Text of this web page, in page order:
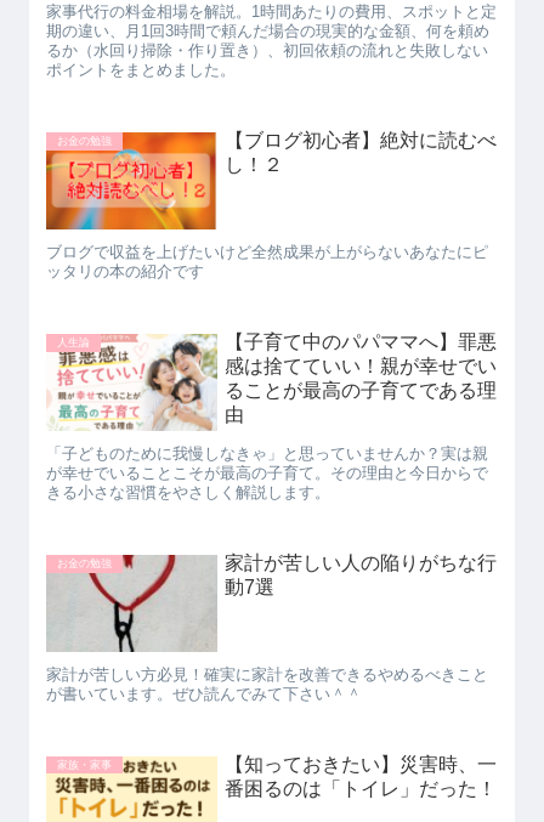
家事代行の料金相場を解説。1時間あたりの費用、スポットと定
期の違い、月1回3時間で頼んだ場合の現実的な金額、何を頼め
るか（水回り掃除・作り置き）、初回依頼の流れと失敗しない
ポイントをまとめました。
お金の勉強
【ブログ初心者】絶対に読むべ
し！２
ブログで収益を上げたいけど全然成果が上がらないあなたにピ
ッタリの本の紹介です
人生論
【子育て中のパパママへ】罪悪
感は捨てていい！親が幸せでい
ることが最高の子育てである理
由
「子どものために我慢しなきゃ」と思っていませんか？実は親
が幸せでいることこそが最高の子育て。その理由と今日からで
きる小さな習慣をやさしく解説します。
お金の勉強
家計が苦しい人の陥りがちな行
動7選
家計が苦しい方必見！確実に家計を改善できるやめるべきこと
が書いています。ぜひ読んでみて下さい＾＾
家族・家事
【知っておきたい】災害時、一
番困るのは「トイレ」だった！